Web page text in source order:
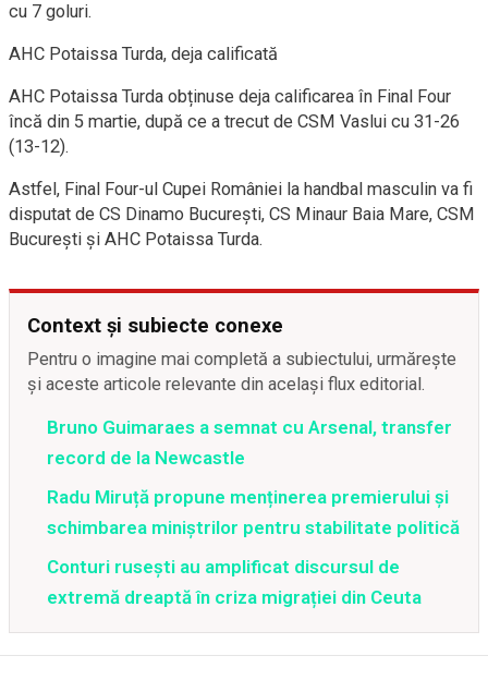
cu 7 goluri.
AHC Potaissa Turda, deja calificată
AHC Potaissa Turda obținuse deja calificarea în Final Four
încă din 5 martie, după ce a trecut de CSM Vaslui cu 31-26
(13-12).
Astfel, Final Four-ul Cupei României la handbal masculin va fi
disputat de CS Dinamo București, CS Minaur Baia Mare, CSM
București și AHC Potaissa Turda.
Context și subiecte conexe
Pentru o imagine mai completă a subiectului, urmărește
și aceste articole relevante din același flux editorial.
Bruno Guimaraes a semnat cu Arsenal, transfer
record de la Newcastle
Radu Miruță propune menținerea premierului și
schimbarea miniștrilor pentru stabilitate politică
Conturi rusești au amplificat discursul de
extremă dreaptă în criza migrației din Ceuta